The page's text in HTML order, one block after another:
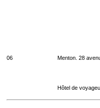
06 Menton. 28
Hôtel de